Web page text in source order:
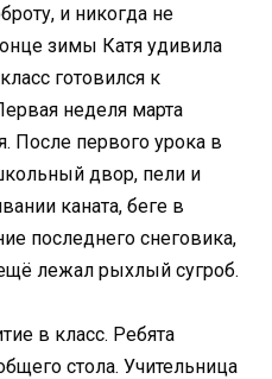
и никогда не
зимы Катя удивила
готовился к
неделя марта
После первого урока в
двор, пели и
каната, беге в
последнего снеговика,
лежал рыхлый сугроб.
в класс. Ребята
стола. Учительница